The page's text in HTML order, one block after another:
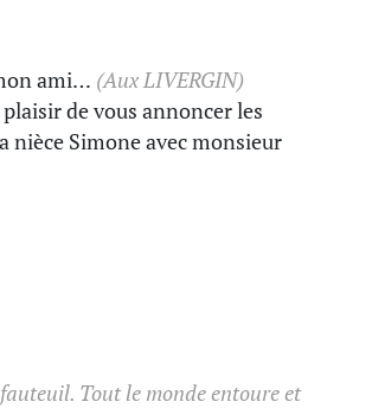
ami… (Aux LIVERGIN)
de vous annoncer les
nièce Simone avec monsieur
Tout le monde entoure et